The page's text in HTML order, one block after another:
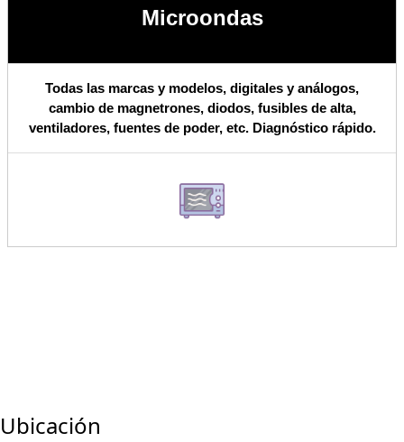
Microondas
Todas las marcas y modelos, digitales y análogos,
cambio de magnetrones, diodos, fusibles de alta,
ventiladores, fuentes de poder, etc. Diagnóstico rápido.
Ubicación